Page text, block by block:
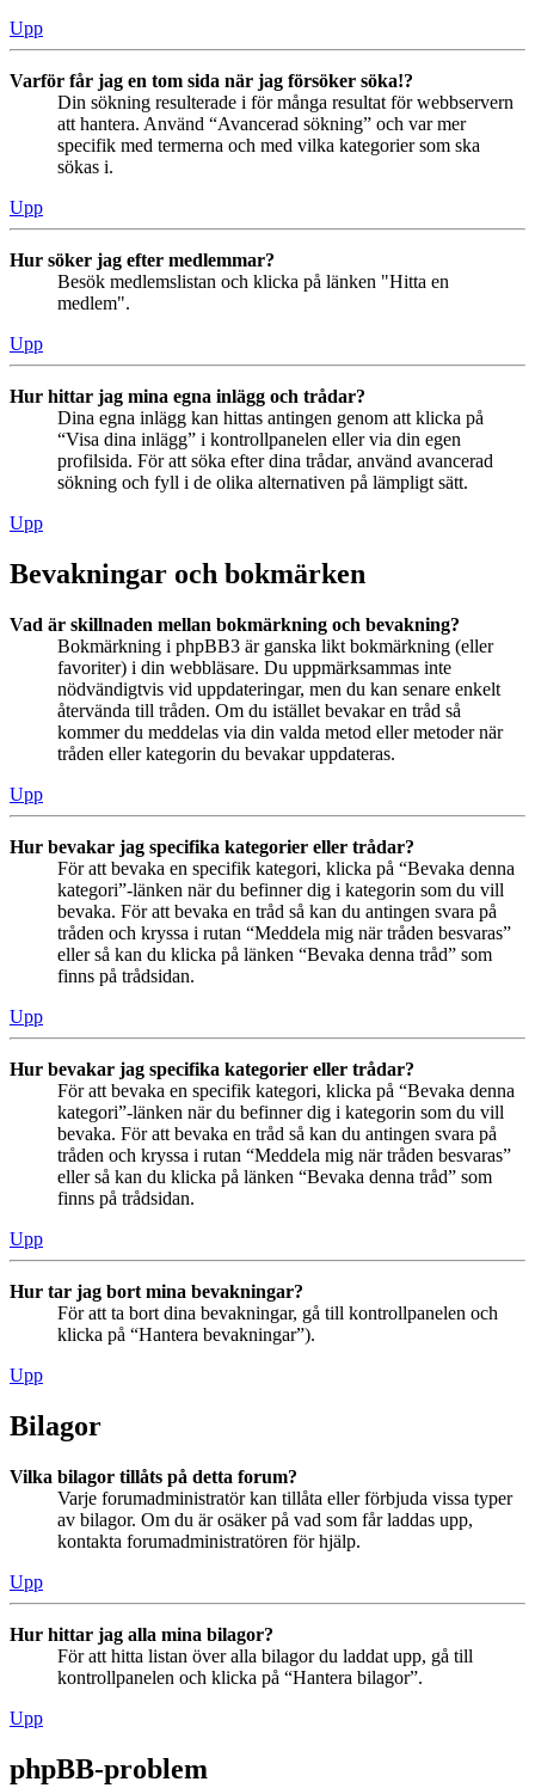
Upp
Varför får jag en tom sida när jag försöker söka!?
Din sökning resulterade i för många resultat för webbservern
att hantera. Använd “Avancerad sökning” och var mer
specifik med termerna och med vilka kategorier som ska
sökas i.
Upp
Hur söker jag efter medlemmar?
Besök medlemslistan och klicka på länken "Hitta en
medlem".
Upp
Hur hittar jag mina egna inlägg och trådar?
Dina egna inlägg kan hittas antingen genom att klicka på
“Visa dina inlägg” i kontrollpanelen eller via din egen
profilsida. För att söka efter dina trådar, använd avancerad
sökning och fyll i de olika alternativen på lämpligt sätt.
Upp
Bevakningar och bokmärken
Vad är skillnaden mellan bokmärkning och bevakning?
Bokmärkning i phpBB3 är ganska likt bokmärkning (eller
favoriter) i din webbläsare. Du uppmärksammas inte
nödvändigtvis vid uppdateringar, men du kan senare enkelt
återvända till tråden. Om du istället bevakar en tråd så
kommer du meddelas via din valda metod eller metoder när
tråden eller kategorin du bevakar uppdateras.
Upp
Hur bevakar jag specifika kategorier eller trådar?
För att bevaka en specifik kategori, klicka på “Bevaka denna
kategori”-länken när du befinner dig i kategorin som du vill
bevaka. För att bevaka en tråd så kan du antingen svara på
tråden och kryssa i rutan “Meddela mig när tråden besvaras”
eller så kan du klicka på länken “Bevaka denna tråd” som
finns på trådsidan.
Upp
Hur bevakar jag specifika kategorier eller trådar?
För att bevaka en specifik kategori, klicka på “Bevaka denna
kategori”-länken när du befinner dig i kategorin som du vill
bevaka. För att bevaka en tråd så kan du antingen svara på
tråden och kryssa i rutan “Meddela mig när tråden besvaras”
eller så kan du klicka på länken “Bevaka denna tråd” som
finns på trådsidan.
Upp
Hur tar jag bort mina bevakningar?
För att ta bort dina bevakningar, gå till kontrollpanelen och
klicka på “Hantera bevakningar”).
Upp
Bilagor
Vilka bilagor tillåts på detta forum?
Varje forumadministratör kan tillåta eller förbjuda vissa typer
av bilagor. Om du är osäker på vad som får laddas upp,
kontakta forumadministratören för hjälp.
Upp
Hur hittar jag alla mina bilagor?
För att hitta listan över alla bilagor du laddat upp, gå till
kontrollpanelen och klicka på “Hantera bilagor”.
Upp
phpBB-problem